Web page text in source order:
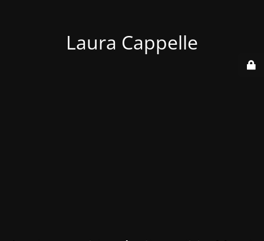
Laura Cappelle